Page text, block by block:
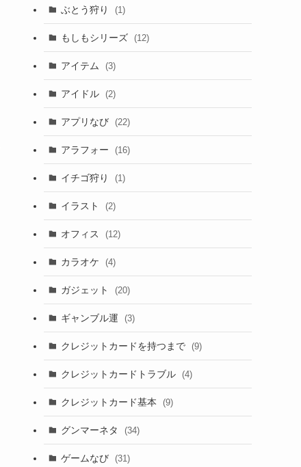
ぶとう狩り (1)
もしもシリーズ (12)
アイテム (3)
アイドル (2)
アプリなび (22)
アラフォー (16)
イチゴ狩り (1)
イラスト (2)
オフィス (12)
カラオケ (4)
ガジェット (20)
ギャンブル運 (3)
クレジットカードを持つまで (9)
クレジットカードトラブル (4)
クレジットカード基本 (9)
グンマーネタ (34)
ゲームなび (31)